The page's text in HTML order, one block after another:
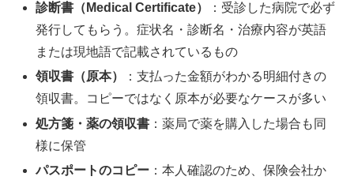
診断書（Medical Certificate）
：受診した病院で必ず
発行してもらう。症状名・診断名・治療内容が英語
または現地語で記載されているもの
領収書（原本）
：支払った金額がわかる明細付きの
領収書。コピーではなく原本が必要なケースが多い
処方箋・薬の領収書 ：薬局で薬を購入した場合も同
様に保管
パスポートのコピー ：本人確認のため、保険会社か